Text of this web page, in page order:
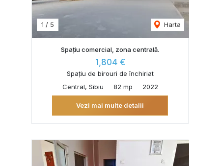
1 / 5 Harta
Spațiu comercial, zona centrală.
1,804 €
Spațiu de birouri de închiriat
Central, Sibiu
82 mp 2022
Vezi mai multe detalii